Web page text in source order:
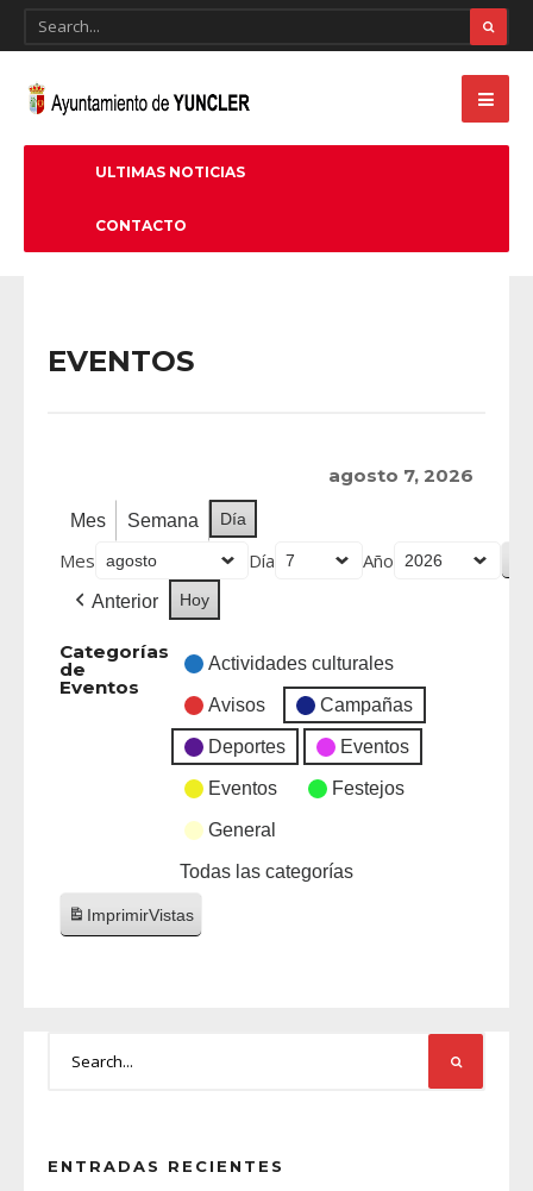
ULTIMAS NOTICIAS
CONTACTO
EVENTOS
agosto 7, 2026
Mes Semana Día
Mes Día Año
Anterior Hoy
Categorías
de
Eventos
Actividades culturales
Avisos Campañas
Deportes Eventos
Eventos Festejos
General
Todas las categorías
ImprimirVistas
ENTRADAS RECIENTES